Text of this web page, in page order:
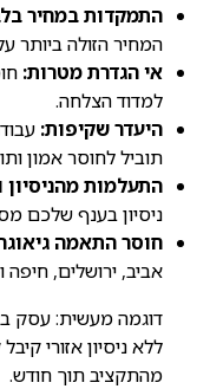
התמקדות במחיר
המחיר הזולה ביותר
אי הגדרת מטרות:
למדוד הצלחה.
היעדר שקיפות:
תוביל לחוסר אמון
התעלמות
ניסיון בענף שלכם
חוסר התאמה
אביב, ירושלים, חיפה
דוגמה מעשית: עסק
מהתקציב תוך חודש.